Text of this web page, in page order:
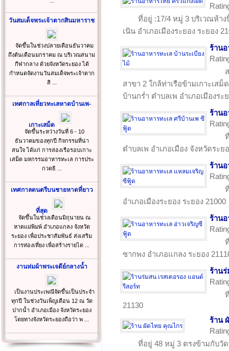
วันสมเด็จพระเจ้าตากสินมหาราช
จัดขึ้นในช่วงปลายเดือนธันวาคม
ถึงต้นเดือนมกราคม ณ บริเวณสนาม
กีฬากลาง ด้วยจังหวัดระยอง ได้
กำหนดจัดงานวันสมเด็จพระเจ้าตาก
สิ ...
เทศกาลเที่ยวทะเลหาดบ้านเพ-
เกาะเสม็ด
จัดขึ้นระหว่างวันที่ 6 - 10
ธันวาคมของทุกปี กิจกรรมที่น่า
สนใจ ได้แก่ การล่องเรือรอบเกาะ
เสม็ด มหกรรมอาหารทะเล การประ
กวดธิ ...
เทศกาลดนตรีบนชายหาดที่ยาว
ที่สุด
จัดขึ้นในช่วงเดือนมิถุนายน ณ
หาดแม่พิมพ์ อำเภอแกลง จังหวัด
ระยอง เพื่อประชาสัมพันธ์ ส่งเสริม
การท่องเที่ยง เพื่อสร้างรายได ...
งานห่มผ้าพระเจดีย์กลางน้ำ
เป็นงานประเพณีจัดขึ้นเป็นประจำ
ทุกปี ในช่วงวันเพ็ญเดือน 12 ณ วัด
ปากน้ำ อำเภอเมือง จังหวัดระยอง
โดยทางจังหวัดระยองถือว่า พ ...
ที่อยู่ :17/4 หมู่ 3 บริเวณห้า
เนิน อำเภอเมืองระยอง ระยอง
ร้านอ
สาขา 2 ใกล้ท่าเรือข้ามเกาะเส
บ้านกร่ำ ตำบลเพ อำเภอเมืองระ
ร้านอ
ตำบลเพ อำเภอเมือง จังหวัดระย
ร้าน
อำเภอเมืองระยอง ระยอง 21000
ร้านอ
ซากพง อำเภอแกลง ระยอง
ร้านร่
21130
ร้าน
ที่อยู่ 48 หมู่ 3 ตรงข้ามกับวั